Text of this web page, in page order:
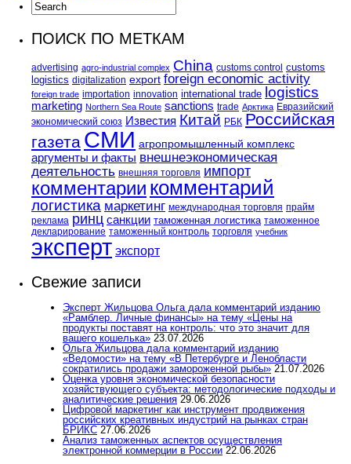
ПОИСК ПО МЕТКАМ
advertising agro-industrial complex China customs control customs
logistics digitalization export foreign economic activity
foreign trade importation innovation international trade logistics
marketing Northern Sea Route sanctions trade Арктика Евразийский
экономический союз Известия Китай РБК Российская
газета СМИ агропромышленный комплекс
аргументы и факты внешнеэкономическая
деятельность внешняя торговля импорт
комментарии комментарий
логистика маркетинг международная торговля прайм
реклама ринц санкции таможенная логистика таможенное
декларирование таможенный контроль торговля учебник
эксперт экспорт
Свежие записи
Эксперт Жильцова Ольга дала комментарий изданию
«Рамблер. Личные финансы» на тему «Цены на
продукты поставят на контроль: что это значит для
вашего кошелька» 23.07.2026
Ольга Жильцова дала комментарий изданию
«Ведомости» на тему «В Петербурге и Ленобласти
сократились продажи замороженной рыбы» 21.07.2026
Оценка уровня экономической безопасности
хозяйствующего субъекта: методологические подходы и
аналитические решения 29.06.2026
Цифровой маркетинг как инструмент продвижения
российских креативных индустрий на рынках стран
БРИКС 27.06.2026
Анализ таможенных аспектов осуществления
электронной коммерции в России 22.06.2026